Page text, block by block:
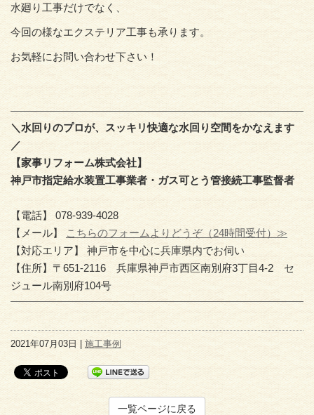
水廻り工事だけでなく、
今回の様なエクステリア工事も承ります。
お気軽にお問い合わせ下さい！
＼水回りのプロが、スッキリ快適な水回り空間をかなえます
／
【家事リフォーム株式会社】
神戸市指定給水装置工事業者・ガス可とう管接続工事監督者
【電話】 078-939-4028
【メール】 こちらのフォームよりどうぞ（24時間受付）≫
【対応エリア】 神戸市を中心に兵庫県内でお伺い
【住所】〒651-2116 兵庫県神戸市西区南別府3丁目4-2 セ
ジュール南別府104号
2021年07月03日 | 施工事例
一覧ページに戻る